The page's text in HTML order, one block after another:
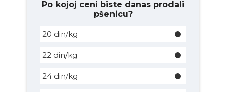
Po kojoj ceni biste danas prodali
pšenicu?
20 din/kg
22 din/kg
24 din/kg